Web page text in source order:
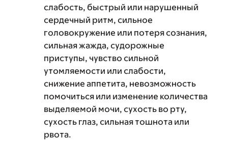
слабость, быстрый или нарушенный
сердечный ритм, сильное
головокружение или потеря сознания,
сильная жажда, судорожные
приступы, чувство сильной
утомляемости или слабости,
снижение аппетита, невозможность
помочиться или изменение количества
выделяемой мочи, сухость во рту,
сухость глаз, сильная тошнота или
рвота.